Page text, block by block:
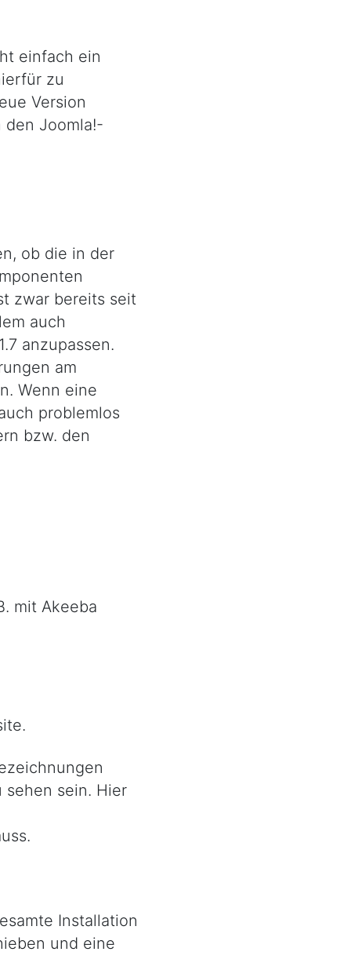
einfach ein
zu
Version
den Joomla!-
ob die in der
zwar bereits seit
auch
anzupassen.
am
Wenn eine
problemlos
bzw. den
mit Akeeba
sein. Hier
Installation
und eine